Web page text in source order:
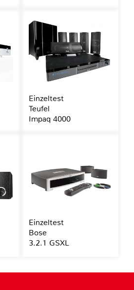
Einzeltest
Teufel
Impaq 4000
Einzeltest
Bose
3.2.1 GSXL